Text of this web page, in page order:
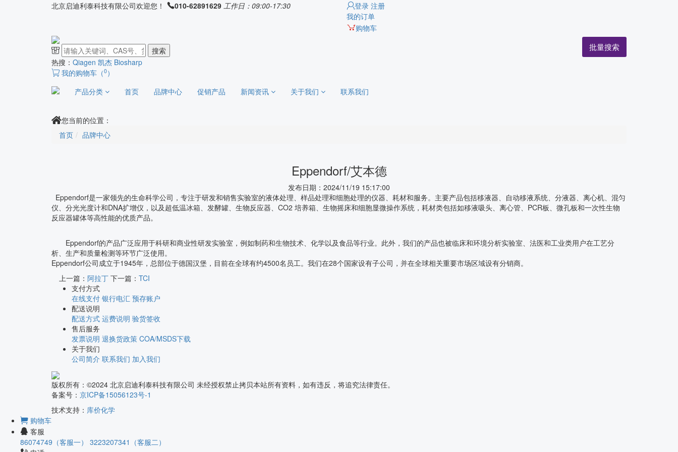
北京启迪利泰科技有限公司欢迎您！ 010-62891629 工作日：09:00-17:30 登录 注册
我的订单
购物车
搜索 批量搜索
热搜： Qiagen 凯杰 Biosharp
我的购物车（0）
产品分类
首页 品牌中心 促销产品 新闻资讯 关于我们 联系我们
您当前的位置：
首页
品牌中心
Eppendorf/艾本德
发布日期：2024/11/19 15:17:00
Eppendorf是一家领先的生命科学公司，专注于研发和销售实验室的液体处理、样品处理和细胞处理的仪器、耗材和服务。主要产品包括移液器、自动移液系统、分液器、离心机、混匀
仪、分光光度计和DNA扩增仪，以及超低温冰箱、发酵罐、生物反应器、CO2 培养箱、生物摇床和细胞显微操作系统，耗材类包括如移液吸头、离心管、PCR板、微孔板和一次性生物
反应器罐体等高性能的优质产品。
Eppendorf的产品广泛应用于科研和商业性研发实验室，例如制药和生物技术、化学以及食品等行业。此外，我们的产品也被临床和环境分析实验室、法医和工业类用户在工艺分
析、生产和质量检测等环节广泛使用。
Eppendorf公司成立于1945年，总部位于德国汉堡，目前在全球有约4500名员工。我们在28个国家设有子公司，并在全球相关重要市场区域设有分销商。
上一篇： 阿拉丁 下一篇： TCI
支付方式
在线支付 银行电汇 预存账户
配送说明
配送方式 运费说明 验货签收
售后服务
发票说明 退换货政策 COA/MSDS下载
关于我们
公司简介 联系我们 加入我们
版权所有：©2024 北京启迪利泰科技有限公司 未经授权禁止拷贝本站所有资料，如有违反，将追究法律责任。
备案号： 京ICP备15056123号-1
技术支持： 库价化学
购物车
客服
86074749（客服一） 3223207341（客服二）